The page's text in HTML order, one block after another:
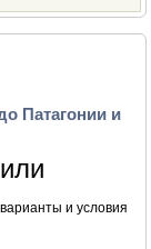
Патагонии и
и условия